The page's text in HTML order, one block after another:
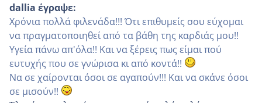
dallia έγραψε:
Χρόνια πολλά φιλενάδα!!! Ότι επιθυμείς σου εύχομαι
να πραγματοποιηθεί από τα βάθη της καρδιάς μου!!
Υγεία πάνω απ'όλα!! Και να ξέρεις πως είμαι πού
ευτυχής που σε γνώρισα κι από κοντά!!
Να σε χαίρονται όσοι σε αγαπούν!!! Και να σκάνε όσοι
σε μισούν!!